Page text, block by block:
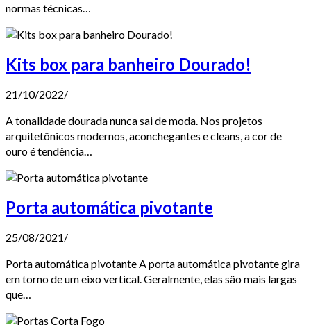
normas técnicas…
Kits box para banheiro Dourado!
21/10/2022/
A tonalidade dourada nunca sai de moda. Nos projetos
arquitetônicos modernos, aconchegantes e cleans, a cor de
ouro é tendência…
Porta automática pivotante
25/08/2021/
Porta automática pivotante A porta automática pivotante gira
em torno de um eixo vertical. Geralmente, elas são mais largas
que…